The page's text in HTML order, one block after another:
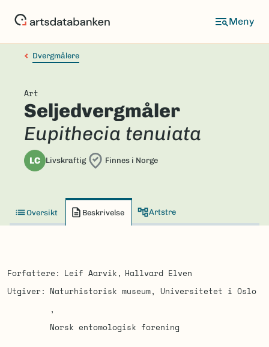
Dvergmålere
Art
Seljedvergmåler
Eupithecia tenuiata
LC Livskraftig Finnes i Norge
Oversikt Beskrivelse Artstre
Forfattere Leif Aarvik
Hallvard Elven
Utgiver
Naturhistorisk museum, Universitetet i Oslo
Norsk entomologisk forening